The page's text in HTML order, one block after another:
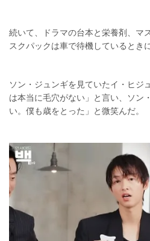
続いて、ドラマの台本と栄養剤、マ
スクパックは車で待機しているとき
ソン・ジュンギを見ていたイ・ヒジ
は本当に毛穴がない」と言い、ソン
い。僕も歳をとった」と微笑んだ。